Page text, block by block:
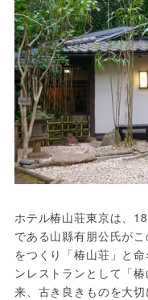
ホテル椿山荘東京は、
である山縣有朋公氏が
をつくり「椿山荘」と
ンレストランとして「
来、古き良きものを大